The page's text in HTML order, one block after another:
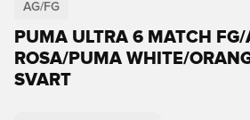
AG/FG
PUMA ULTRA 6 MATCH
ROSA/PUMA WHITE/
SVART